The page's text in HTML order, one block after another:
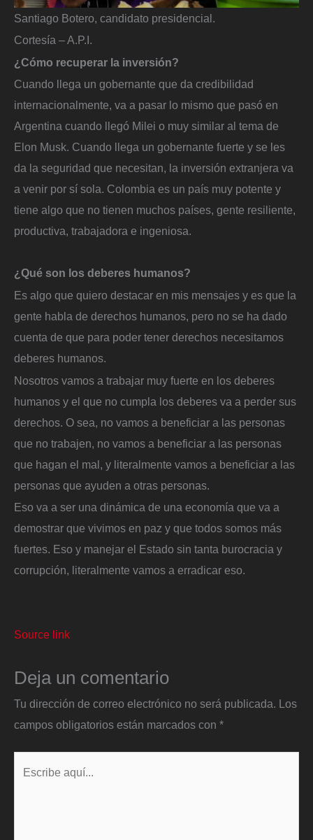
Santiago Botero, candidato presidencial.
Cortesía – A.P.I.
¿Cómo recuperar la inversión?
Cuando llega un gobernante que da credibilidad
internacionalmente, va a pasar lo mismo que pasó en
Argentina cuando llegó Milei o muy similar al tema de
Elon Musk. Cuando llega un gobernante fuerte y se les
da la seguridad que necesitan, la inversión extranjera va
a venir por sí sola. Colombia es un país muy potente y
tiene algo que no tienen muchos países, gente resiliente,
productiva, trabajadora e ingeniosa.
¿Qué son los deberes humanos?
Es algo que quiero destacar en mis mensajes y es que la
gente habla de derechos humanos, pero no se ha dado
cuenta de que para poder tener derechos necesitamos
deberes humanos.
Nosotros vamos a trabajar muy fuerte en los deberes
humanos y el que no cumpla los deberes va a perder sus
derechos. O sea, no vamos a beneficiar a las personas
que no trabajen, no vamos a beneficiar a las personas
que hagan el mal, y literalmente vamos a beneficiar a las
personas que ayuden a otras personas.
Eso va a ser una dinámica de una economía que va a
demostrar que vivimos en paz y que todos somos más
fuertes. Eso y manejar el Estado sin tanta burocracia y
corrupción, literalmente vamos a erradicar eso.
Source link
Deja un comentario
Tu dirección de correo electrónico no será publicada. Los
campos obligatorios están marcados con *